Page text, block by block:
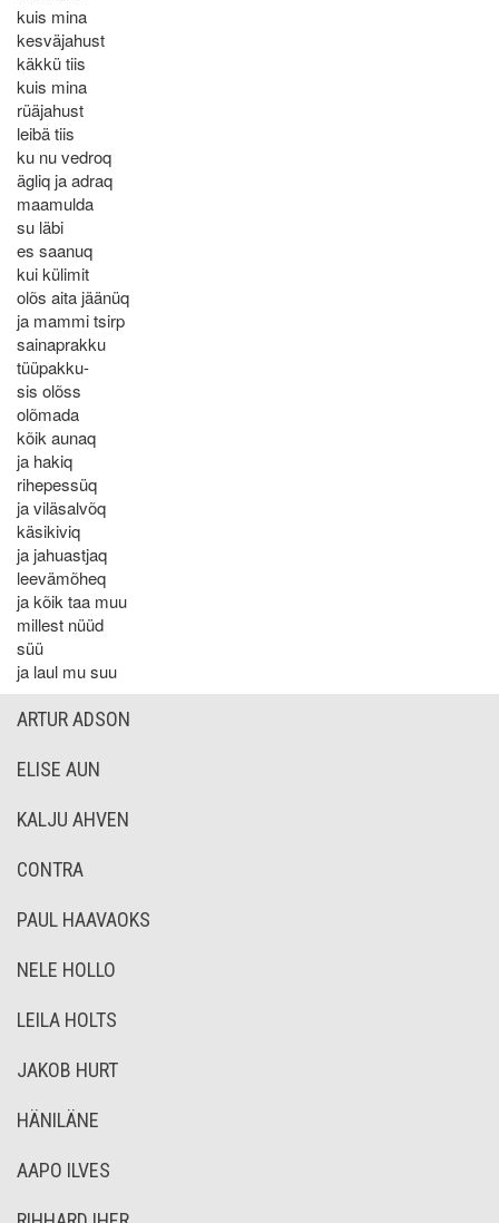
kuis mina
kesväjahust
käkkü tiis
kuis mina
rüäjahust
leibä tiis
ku nu vedroq
ägliq ja adraq
maamulda
su läbi
es saanuq
kui külimit
olõs aita jäänüq
ja mammi tsirp
sainaprakku
tüüpakku-
sis olõss
olõmada
kõik aunaq
ja hakiq
rihepessüq
ja viläsalvõq
käsikiviq
ja jahuastjaq
leevämõheq
ja kõik taa muu
millest nüüd
süü
ja laul mu suu
ARTUR ADSON
ELISE AUN
KALJU AHVEN
CONTRA
PAUL HAAVAOKS
NELE HOLLO
LEILA HOLTS
JAKOB HURT
HÄNILÄNE
AAPO ILVES